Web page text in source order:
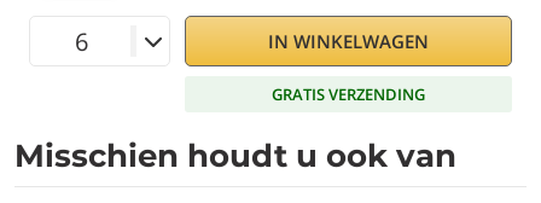
IN WINKELWAGEN
GRATIS VERZENDING
Misschien houdt u ook van